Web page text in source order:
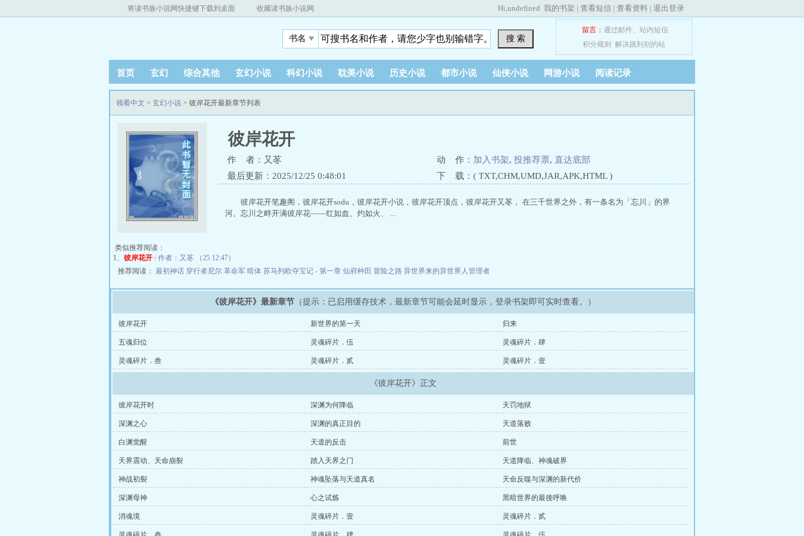
将读书族小说网快捷键下载到桌面 收藏读书族小说网 Hi,undefined 我的书架 | 查看短信 | 查看资料 | 退出登录
书名 搜 索
留言： 通过邮件、 站内短信
积分规则
解决跳到别的站
首页 玄幻 综合其他 玄幻小说 科幻小说 耽美小说 历史小说 都市小说 仙侠小说 网游小说 阅读记录
领看中文 > 玄幻小说 > 彼岸花开最新章节列表
彼岸花开
作 者：又苳 动 作： 加入书架, 投推荐票, 直达底部
最后更新：2025/12/25 0:48:01
下 载：( TXT,CHM,UMD,JAR,APK,HTML )
彼岸花开笔趣阁，彼岸花开sodu，彼岸花开小说，彼岸花开顶点，彼岸花开又苳， 在三千世界之外，有一条名为「忘川」的界
河。忘川之畔开满彼岸花——红如血、灼如火、 ...
类似推荐阅读：
1、 彼岸花开 / 作者：又苳 （25 12:47）
推荐阅读： 最初神话 穿行者尼尔 革命军 暗体 苏马列欧夺宝记 - 第一章 仙府种田 冒险之路 异世界来的异世界人管理者
《彼岸花开》最新章节 （提示：已启用缓存技术，最新章节可能会延时显示，登录书架即可实时查看。）
彼岸花开 新世界的第一天 归来
五魂归位 灵魂碎片．伍 灵魂碎片．肆
灵魂碎片．叁 灵魂碎片．贰 灵魂碎片．壹
《彼岸花开》正文
彼岸花开时 深渊为何降临 天罚地狱
深渊之心 深渊的真正目的 天道落败
白渊觉醒 天道的反击 前世
天界震动、天命崩裂 踏入天界之门 天道降临、神魂破界
神战初裂 神魂坠落与天道真名 天命反噬与深渊的新代价
深渊母神 心之试炼 黑暗世界的最後呼唤
消魂境 灵魂碎片．壹 灵魂碎片．贰